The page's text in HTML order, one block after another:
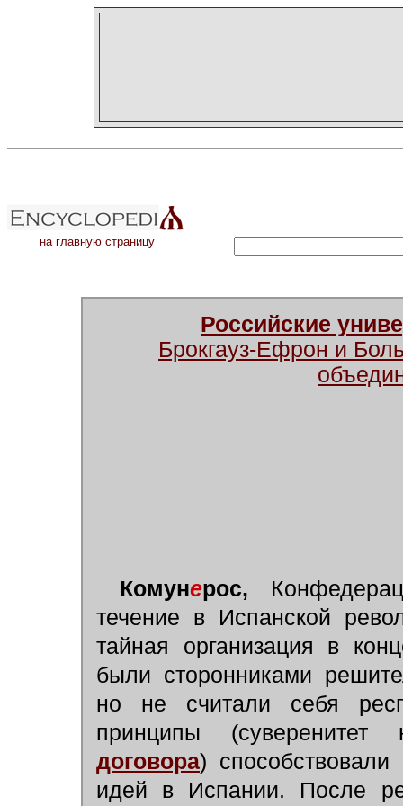
на главную страницу
Российские
Брокгауз-Ефрон и
Комунерос,
течение в Испанской
тайная организация в
были сторонниками
но не считали себя
принципы
договора) способствовали
идей в Испании. После